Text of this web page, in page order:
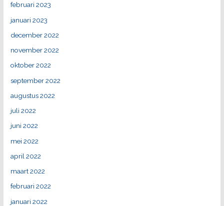
februari 2023
januari 2023
december 2022
november 2022
oktober 2022
september 2022
augustus 2022
juli 2022
juni 2022
mei 2022
april 2022
maart 2022
februari 2022
januari 2022